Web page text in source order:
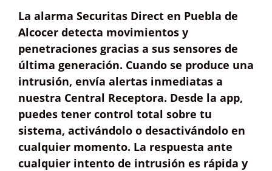
La alarma Securitas Direct en Puebla de
Alcocer detecta movimientos y
penetraciones gracias a sus sensores de
última generación. Cuando se produce una
intrusión, envía alertas inmediatas a
nuestra Central Receptora. Desde la app,
puedes tener control total sobre tu
sistema, activándolo o desactivándolo en
cualquier momento. La respuesta ante
cualquier intento de intrusión es rápida y